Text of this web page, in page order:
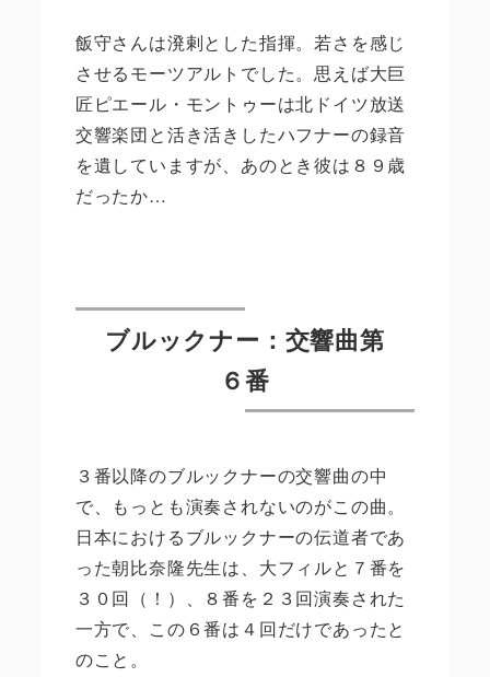
飯守さんは溌剌とした指揮。若さを感じ
させるモーツアルトでした。思えば大巨
匠ピエール・モントゥーは北ドイツ放送
交響楽団と活き活きしたハフナーの録音
を遺していますが、あのとき彼は８９歳
だったか…
ブルックナー：交響曲第
６番
３番以降のブルックナーの交響曲の中
で、もっとも演奏されないのがこの曲。
日本におけるブルックナーの伝道者であ
った朝比奈隆先生は、大フィルと７番を
３０回（！）、８番を２３回演奏された
一方で、この６番は４回だけであったと
のこと。